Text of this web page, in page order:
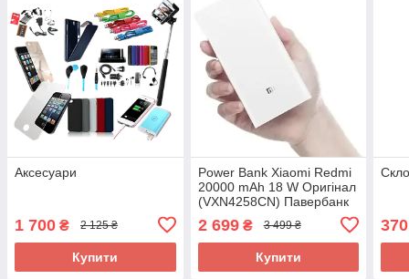
Аксесуари
1 700 ₴ 2 125 ₴
Купити
Power Bank Xiaomi Redmi
20000 mAh 18 W Оригінал
(VXN4258CN) Павербанк
2 699₴ 3 499 ₴
Купити
370